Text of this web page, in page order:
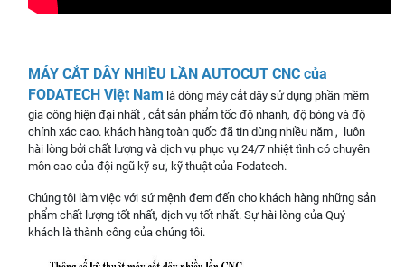
MÁY CẮT DÂY NHIỀU LẦN AUTOCUT CNC của
FODATECH Việt Nam là dòng máy cắt dây sử dụng phần mềm
gia công hiện đại nhất , cắt sản phẩm tốc độ nhanh, độ bóng và độ
chính xác cao. khách hàng toàn quốc đã tin dùng nhiều năm , luôn
hài lòng bởi chất lượng và dịch vụ phục vụ 24/7 nhiệt tình có chuyên
môn cao của đội ngũ kỹ sư, kỹ thuật của Fodatech.
Chúng tôi làm việc với sứ mệnh đem đến cho khách hàng những sản
phẩm chất lượng tốt nhất, dịch vụ tốt nhất. Sự hài lòng của Quý
khách là thành công của chúng tôi.